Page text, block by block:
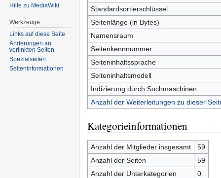
Standardsortierschlüssel
Seitenlänge (in Bytes)
Namensraum
Seitenkennnummer
Seiteninhaltssprache
Seiteninhaltsmodell
Indizierung durch Suchmaschinen
Anzahl der Weiterleitungen zu dieser
Kategorieinformationen
Anzahl der Mitglieder insgesamt
59
Anzahl der Seiten
59
Anzahl der Unterkategorien
0
Hilfe zu MediaWiki
Werkzeuge
Links auf diese Seite
Änderungen an
verlinkten Seiten
Spezialseiten
Seiten­informationen